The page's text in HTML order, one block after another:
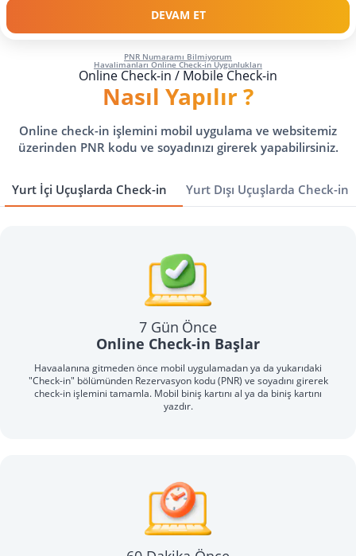
DEVAM ET
PNR Numaramı Bilmiyorum
Havalimanları Online Check-in Uygunlukları
Online Check-in / Mobile Check-in
Nasıl Yapılır ?
Online check-in işlemini mobil uygulama ve websitemiz
üzerinden PNR kodu ve soyadınızı girerek yapabilirsiniz.
Yurt İçi Uçuşlarda Check-in Yurt Dışı Uçuşlarda Check-in
7 Gün Önce
Online Check-in Başlar
Havaalanına gitmeden önce mobil uygulamadan ya da yukarıdaki
"Check-in" bölümünden Rezervasyon kodu (PNR) ve soyadını girerek
check-in işlemini tamamla. Mobil biniş kartını al ya da biniş kartını
yazdır.